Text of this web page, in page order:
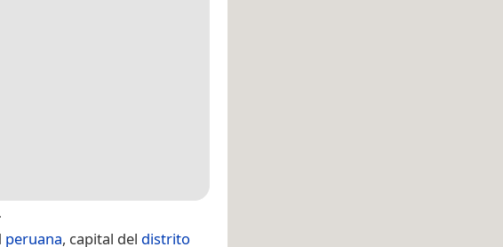
peruana, capital del distrito